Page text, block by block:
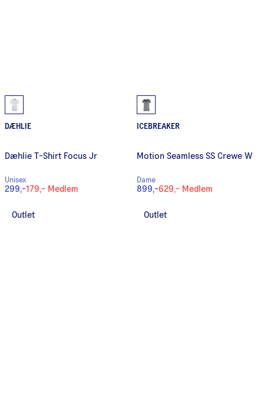
DÆHLIE
Dæhlie T-Shirt Focus Jr
Unisex
299,-179,- Medlem
ICEBREAKER
Motion Seamless SS Crewe W
Dame
899,-629,- Medlem
Outlet Outlet